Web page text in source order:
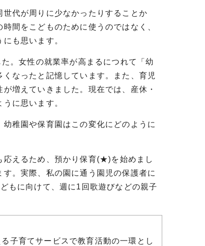
代が周りに少なかったりすることか
間をこどものために使うのではなく、
も思います。
。女性の就業率が高まるにつれて「幼
なったと記憶しています。また、育児
増えていきました。現在では、産休・
に思います。
稚園や保育園はこの変化にどのように
えるため、預かり保育(★)を始めまし
。実際、私の園に通う園児の保護者に
もに向けて、週に1回歌遊びなどの親子
子育てサービスで教育活動の一環とし